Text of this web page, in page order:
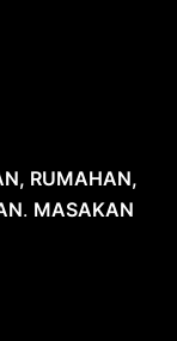
RUMAHAN,
. MASAKAN